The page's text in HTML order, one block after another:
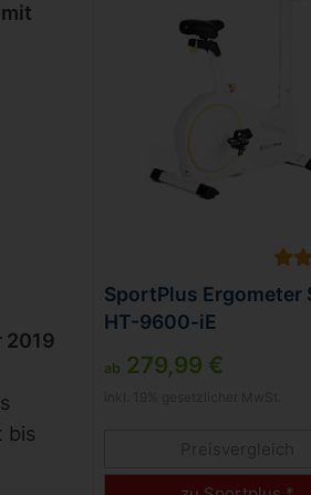
2019
bis
SportPlus Ergometer
HT-9600-iE
ab 279,99 €